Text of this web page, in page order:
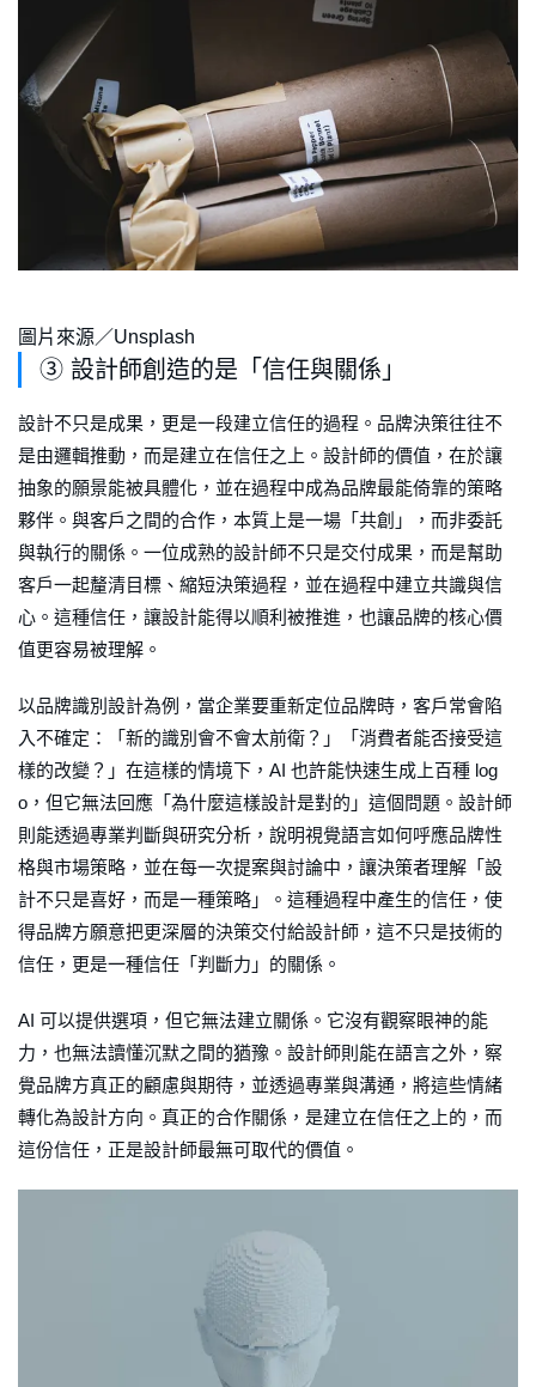
圖片來源／Unsplash
③ 設計師創造的是「信任與關係」
設計不只是成果，更是一段建立信任的過程。品牌決策往往不
是由邏輯推動，而是建立在信任之上。設計師的價值，在於讓
抽象的願景能被具體化，並在過程中成為品牌最能倚靠的策略
夥伴。與客戶之間的合作，本質上是一場「共創」，而非委託
與執行的關係。一位成熟的設計師不只是交付成果，而是幫助
客戶一起釐清目標、縮短決策過程，並在過程中建立共識與信
心。這種信任，讓設計能得以順利被推進，也讓品牌的核心價
值更容易被理解。
以品牌識別設計為例，當企業要重新定位品牌時，客戶常會陷
入不確定：「新的識別會不會太前衛？」「消費者能否接受這
樣的改變？」在這樣的情境下，AI 也許能快速生成上百種 log
o，但它無法回應「為什麼這樣設計是對的」這個問題。設計師
則能透過專業判斷與研究分析，說明視覺語言如何呼應品牌性
格與市場策略，並在每一次提案與討論中，讓決策者理解「設
計不只是喜好，而是一種策略」。這種過程中產生的信任，使
得品牌方願意把更深層的決策交付給設計師，這不只是技術的
信任，更是一種信任「判斷力」的關係。
AI 可以提供選項，但它無法建立關係。它沒有觀察眼神的能
力，也無法讀懂沉默之間的猶豫。設計師則能在語言之外，察
覺品牌方真正的顧慮與期待，並透過專業與溝通，將這些情緒
轉化為設計方向。真正的合作關係，是建立在信任之上的，而
這份信任，正是設計師最無可取代的價值。